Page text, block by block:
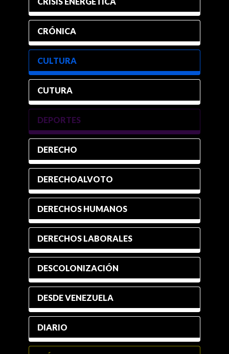
CRÓNICA
CULTURA
CUTURA
DEPORTES
DERECHO
DERECHOALVOTO
DERECHOS HUMANOS
DERECHOS LABORALES
DESCOLONIZACIÓN
DESDE VENEZUELA
DIARIO